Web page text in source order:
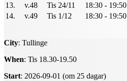
13.
v.48 Tis 24/11 18:30 - 19:50
14.
v.49 Tis 1/12 18:30 - 19:50
City: Tullinge
When: Tis 18.30-19.50
Start: 2026-09-01 (om 25 dagar)